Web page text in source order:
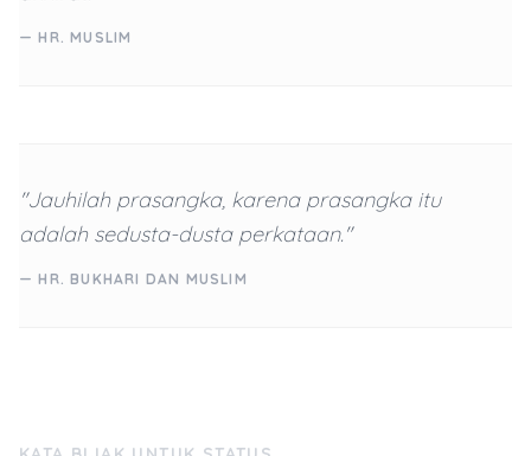
— HR. MUSLIM
"Jauhilah prasangka, karena prasangka itu
adalah sedusta-dusta perkataan."
— HR. BUKHARI DAN MUSLIM